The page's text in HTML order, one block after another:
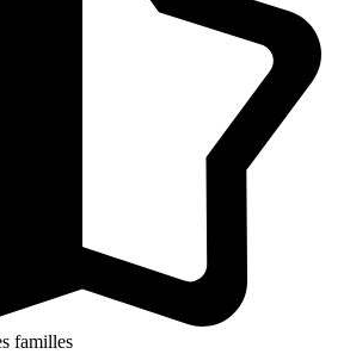
familles